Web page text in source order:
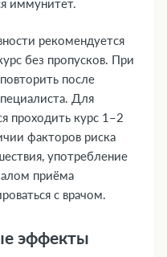
рекомендуется
без пропусков. При
после
Для
проходить курс 1–2
факторов риска
употребление
приёма
с врачом.
эффекты